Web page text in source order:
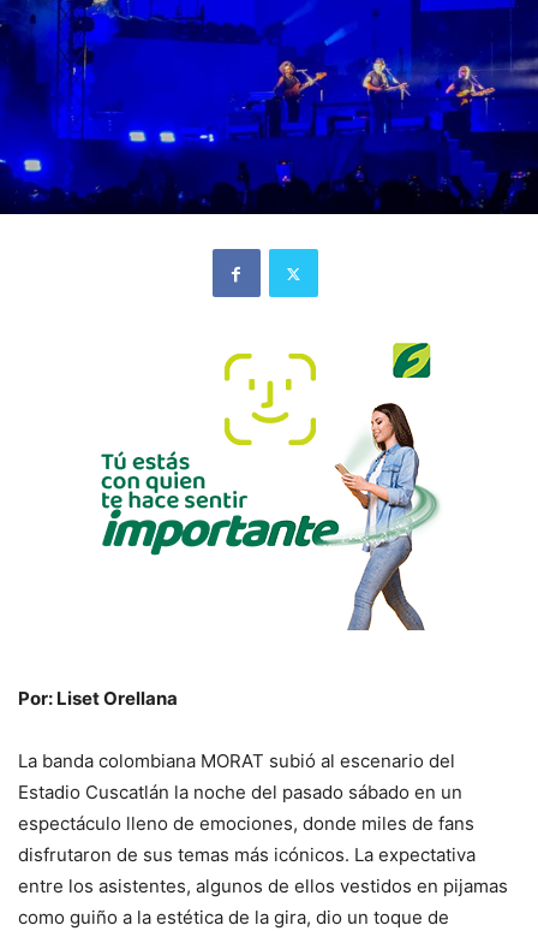
Por: Liset Orellana
La banda colombiana MORAT subió al escenario del
Estadio Cuscatlán la noche del pasado sábado en un
espectáculo lleno de emociones, donde miles de fans
disfrutaron de sus temas más icónicos. La expectativa
entre los asistentes, algunos de ellos vestidos en pijamas
como guiño a la estética de la gira, dio un toque de